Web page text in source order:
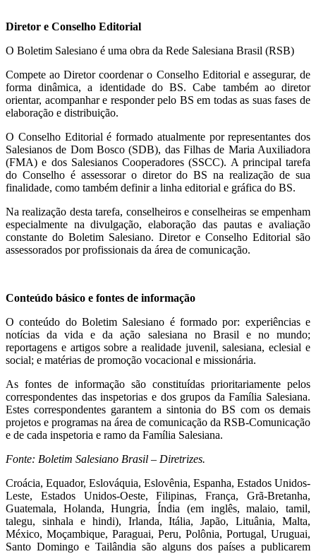
Diretor e Conselho Editorial
O Boletim Salesiano é uma obra da Rede Salesiana Brasil (RSB)
Compete ao Diretor coordenar o Conselho Editorial e assegurar, de
forma dinâmica, a identidade do BS. Cabe também ao diretor
orientar, acompanhar e responder pelo BS em todas as suas fases de
elaboração e distribuição.
O Conselho Editorial é formado atualmente por representantes dos
Salesianos de Dom Bosco (SDB), das Filhas de Maria Auxiliadora
(FMA) e dos Salesianos Cooperadores (SSCC). A principal tarefa
do Conselho é assessorar o diretor do BS na realização de sua
finalidade, como também definir a linha editorial e gráfica do BS.
Na realização desta tarefa, conselheiros e conselheiras se empenham
especialmente na divulgação, elaboração das pautas e avaliação
constante do Boletim Salesiano. Diretor e Conselho Editorial são
assessorados por profissionais da área de comunicação.
Conteúdo básico e fontes de informação
O conteúdo do Boletim Salesiano é formado por: experiências e
notícias da vida e da ação salesiana no Brasil e no mundo;
reportagens e artigos sobre a realidade juvenil, salesiana, eclesial e
social; e matérias de promoção vocacional e missionária.
As fontes de informação são constituídas prioritariamente pelos
correspondentes das inspetorias e dos grupos da Família Salesiana.
Estes correspondentes garantem a sintonia do BS com os demais
projetos e programas na área de comunicação da RSB-Comunicação
e de cada inspetoria e ramo da Família Salesiana.
Fonte: Boletim Salesiano Brasil – Diretrizes.
Croácia, Equador, Eslováquia, Eslovênia, Espanha, Estados Unidos-
Leste, Estados Unidos-Oeste, Filipinas, França, Grã-Bretanha,
Guatemala, Holanda, Hungria, Índia (em inglês, malaio, tamil,
talegu, sinhala e hindi), Irlanda, Itália, Japão, Lituânia, Malta,
México, Moçambique, Paraguai, Peru, Polônia, Portugal, Uruguai,
Santo Domingo e Tailândia são alguns dos países a publicarem